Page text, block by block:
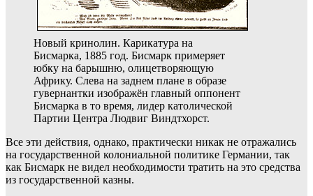
Новый кринолин. Карикатура на
Бисмарка, 1885 год. Бисмарк примеряет
юбку на барышню, олицетворяющую
Африку. Слева на заднем плане в образе
гувернантки изображён главный оппонент
Бисмарка в то время, лидер католической
Партии Центра Людвиг Виндтхорст.
Все эти действия, однако, практически никак не отражались
на государственной колониальной политике Германии, так
как Бисмарк не видел необходимости тратить на это средства
из государственной казны.